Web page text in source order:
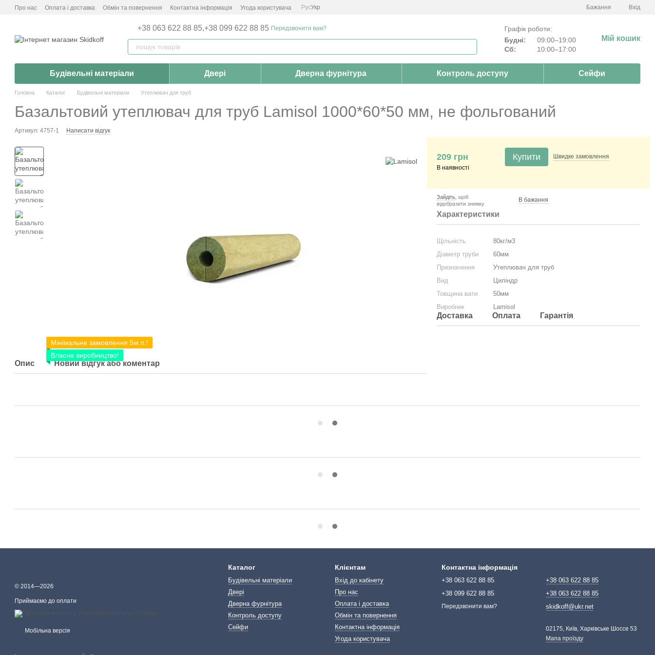
Перейти до основного контенту
Про нас Оплата і доставка Обмін та повернення Контактна інформація Угода користувача РусУкр Бажання Вхід
+38 063 622 88 85,+38 099 622 88 85 Передзвонити вам?
Графік роботи:
Будні:
09:00–19:00
Сб:
10:00–17:00
Мій кошик
Будівельні матеріали Двері Дверна фурнітура Контроль доступу Сейфи
Головна Каталог Будівельні матеріали Утеплювач для труб
Базальтовий утеплювач для труб Lamisol 1000*60*50 мм, не фольгований
Артикул: 4757-1 Написати відгук
Мінімальне замовлення 5м.п.!
Власне виробництво!
Опис Новий відгук або коментар
209 грн
В наявності
Купити Швидке замовлення
Зайдіть , щоб
відобразити знижку
В бажання
Характеристики
Щільність
80кг/м3
Діаметр труби
60мм
Призначення
Утеплювач для труб
Вид
Циліндр
Товщина вати
50мм
Виробник
Lamisol
Доставка Оплата Гарантія
© 2014—2026
Приймаємо до оплати
Мобільна версія
Каталог
Будівельні матеріали
Двері
Дверна фурнітура
Контроль доступу
Сейфи
Клієнтам
Вхід до кабінету
Про нас
Оплата і доставка
Обмін та повернення
Контактна інформація
Угода користувача
Контактна інформація
+38 063 622 88 85
+38 099 622 88 85
Передзвонити вам?
+38 063 622 88 85
+38 063 622 88 85
skidkoff@ukr.net
02175, Київ, Харківське Шоссе 53
Мапа проїзду